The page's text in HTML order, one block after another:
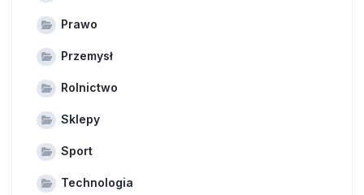
Prawo
Przemysł
Rolnictwo
Sklepy
Sport
Technologia